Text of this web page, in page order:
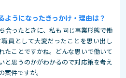
ようになったきっかけ・理由は？
会ったときに、私も同じ事業形態で働
員として大変だったことを思い出し
たことですかね。どんな思いで働いて
と思うのかがわかるので対応策を考え
件ですが。